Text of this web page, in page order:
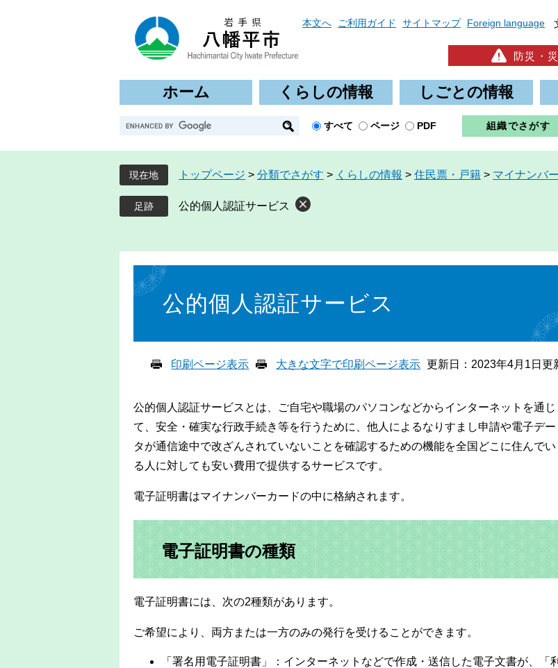
本文へ ご利用ガイド サイトマップ Foreign language
防災・
ホーム くらしの情報 しごとの情報
G
o
g
l
e
カ
すべて ページ PDF 組織でさがす
現在地 トップページ > 分類でさがす > くらしの情報 > 住民票・戸籍 > マイナンバー
公的個人認証サービス
文
公的個人認証サービス
印刷ページ表示 大きな文字で印刷ページ表示 更新日：2023年4月1日更
公的個人認証サービスとは、ご自宅や職場のパソコンなどからインターネットを通じ
て、安全・確実な行政手続き等を行うために、他人によるなりすまし申請や電子デー
タが通信途中で改ざんされていないことを確認するための機能を全国どこに住んでい
る人に対しても安い費用で提供するサービスです。
電子証明書はマイナンバーカードの中に格納されます。
電子証明書の種類
電子証明書には、次の2種類があります。
ご希望により、両方または一方のみの発行を受けることができます。
「署名用電子証明書」：インターネットなどで作成・送信した電子文書が、「利